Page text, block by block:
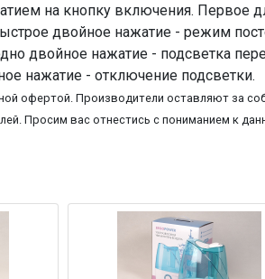
на кнопку включения. Первое
двойное нажатие - режим
двойное нажатие - подсветка
нажатие - отключение подсветки.
офертой. Производители оставляют за
Просим вас отнестись с пониманием к